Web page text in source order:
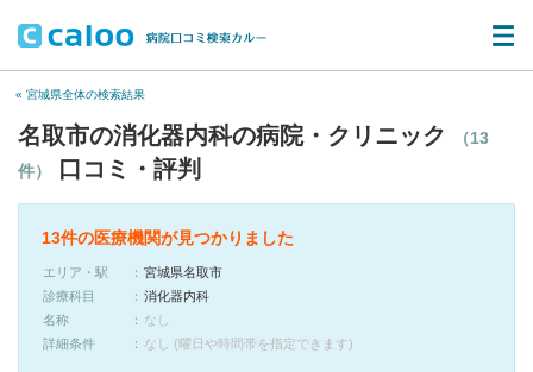
« 宮城県全体の検索結果
名取市の消化器内科の病院・クリニック
（13
件）
口コミ・評判
13件の医療機関が見つかりました
エリア・駅
宮城県名取市
診療科目
消化器内科
名称
なし
詳細条件
なし (曜日や時間帯を指定できます)